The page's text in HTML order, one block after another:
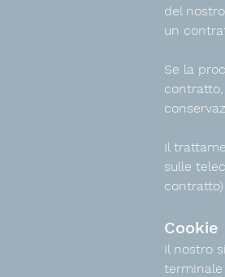
del
un
Se la
Il
sulle
contratto)
Cookie
Il nostro
terminale